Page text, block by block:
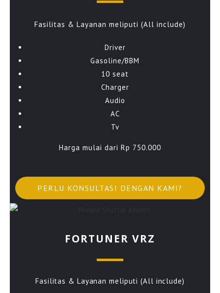
Fasilitas & Layanan meliputi (All include)
Driver
Gasoline/BBM
10 seat
Charger
Audio
AC
Tv
Harga mulai dari Rp 750.000
PERLU KONSULTASI DENGAN KAMI?
FORTUNER VRZ
Fasilitas & Layanan meliputi (All include)